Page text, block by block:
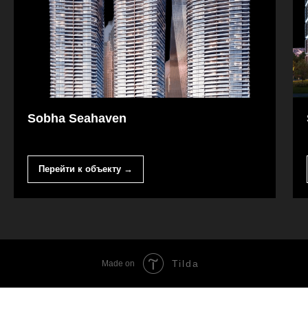
Sobha Seahaven
Перейти к объекту →
Made on Tilda